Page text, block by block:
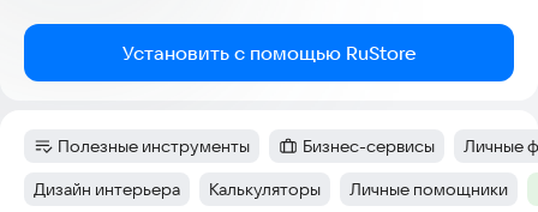
Установить с помощью RuStore
Категория:
Полезные инструменты Категория :
Бизнес-сервисы Тег:
Личные
Тег:
Дизайн интерьера Тег:
Калькуляторы Тег:
Личные помощники